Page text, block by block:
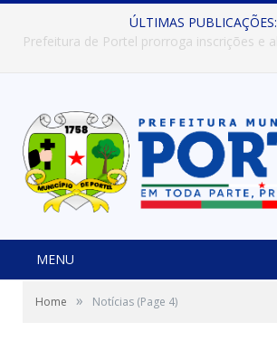
ÚLTIMAS PUBLICAÇÕES:
MENU
Home » Notícias (Page 4)